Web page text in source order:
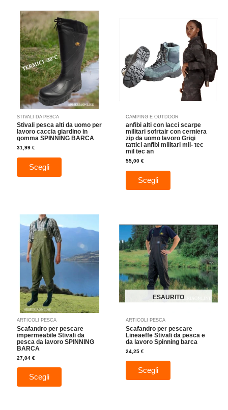
STIVALI DA PESCA
Stivali pesca alti da uomo per
lavoro caccia giardino in
gomma SPINNING BARCA
31,99€
Scegli
Questo
prodotto
ha
Le
opzioni
possono
essere
scelte
nella
del
prodotto
CAMPING E OUTDOOR
anfibi alti con lacci scarpe
militari sofrtair con cerniera
zip da uomo lavoro Grigi
tattici anfibi militari mil- tec
mil tec an
55,00€
Scegli
prodotto
più
varianti.
Le
opzioni
possono
essere
scelte
del
prodotto
ARTICOLI PESCA
Scafandro per pescare
impermeabile Stivali da
pesca da lavoro SPINNING
BARCA
27,04€
Scegli
prodotto
ha
più
varianti.
essere
scelte
nella
del
prodotto
ESAURITO
ARTICOLI PESCA
Scafandro per pescare
Lineaeffe Stivali da pesca e
da lavoro Spinning barca
24,25€
Scegli
prodotto
ha
più
varianti.
Le
opzioni
possono
essere
del
prodotto